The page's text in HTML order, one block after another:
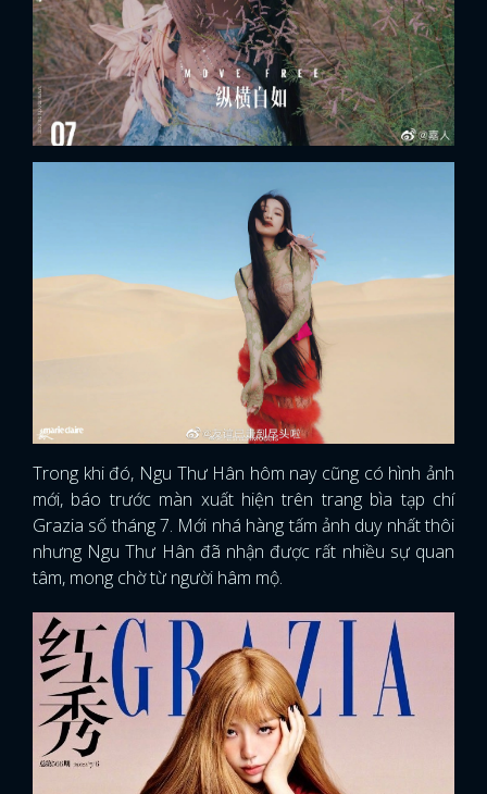
Trong khi đó, Ngu Thư Hân hôm nay cũng có hình ảnh
mới, báo trước màn xuất hiện trên trang bìa tạp chí
Grazia số tháng 7. Mới nhá hàng tấm ảnh duy nhất thôi
nhưng Ngu Thư Hân đã nhận được rất nhiều sự quan
tâm, mong chờ từ người hâm mộ.